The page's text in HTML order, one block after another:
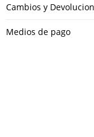
Cambios y
Medios de pago